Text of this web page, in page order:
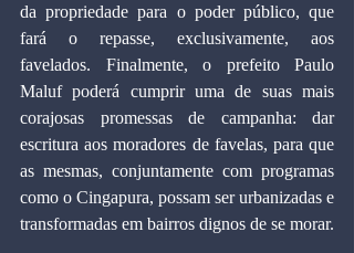
da propriedade para o poder público, que
fará o repasse, exclusivamente, aos
favelados. Finalmente, o prefeito Paulo
Maluf poderá cumprir uma de suas mais
corajosas promessas de campanha: dar
escritura aos moradores de favelas, para que
as mesmas, conjuntamente com programas
como o Cingapura, possam ser urbanizadas e
transformadas em bairros dignos de se morar.